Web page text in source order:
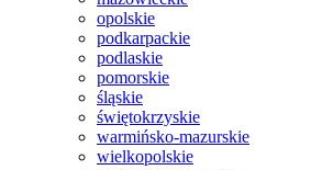
opolskie
podkarpackie
podlaskie
pomorskie
śląskie
świętokrzyskie
warmińsko-mazurskie
wielkopolskie